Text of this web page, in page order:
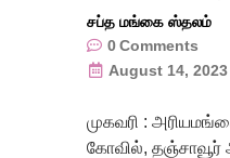
சப்த மங்கை ஸ்தலம்
0Comments
August 14, 2023
முகவரி :
கோவில்,